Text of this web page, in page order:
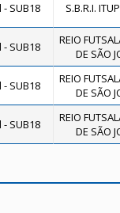
SUB18 S.B.R.I.
SUB18
REIO
DE SÃO
SUB18
REIO
DE SÃO
SUB18
REIO
DE SÃO